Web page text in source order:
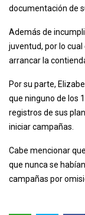
documentación de
Además de
juventud, por lo
arrancar la
Por su parte,
que ninguno de los
registros de sus
iniciar campañas.
Cabe mencionar
que nunca se
campañas por